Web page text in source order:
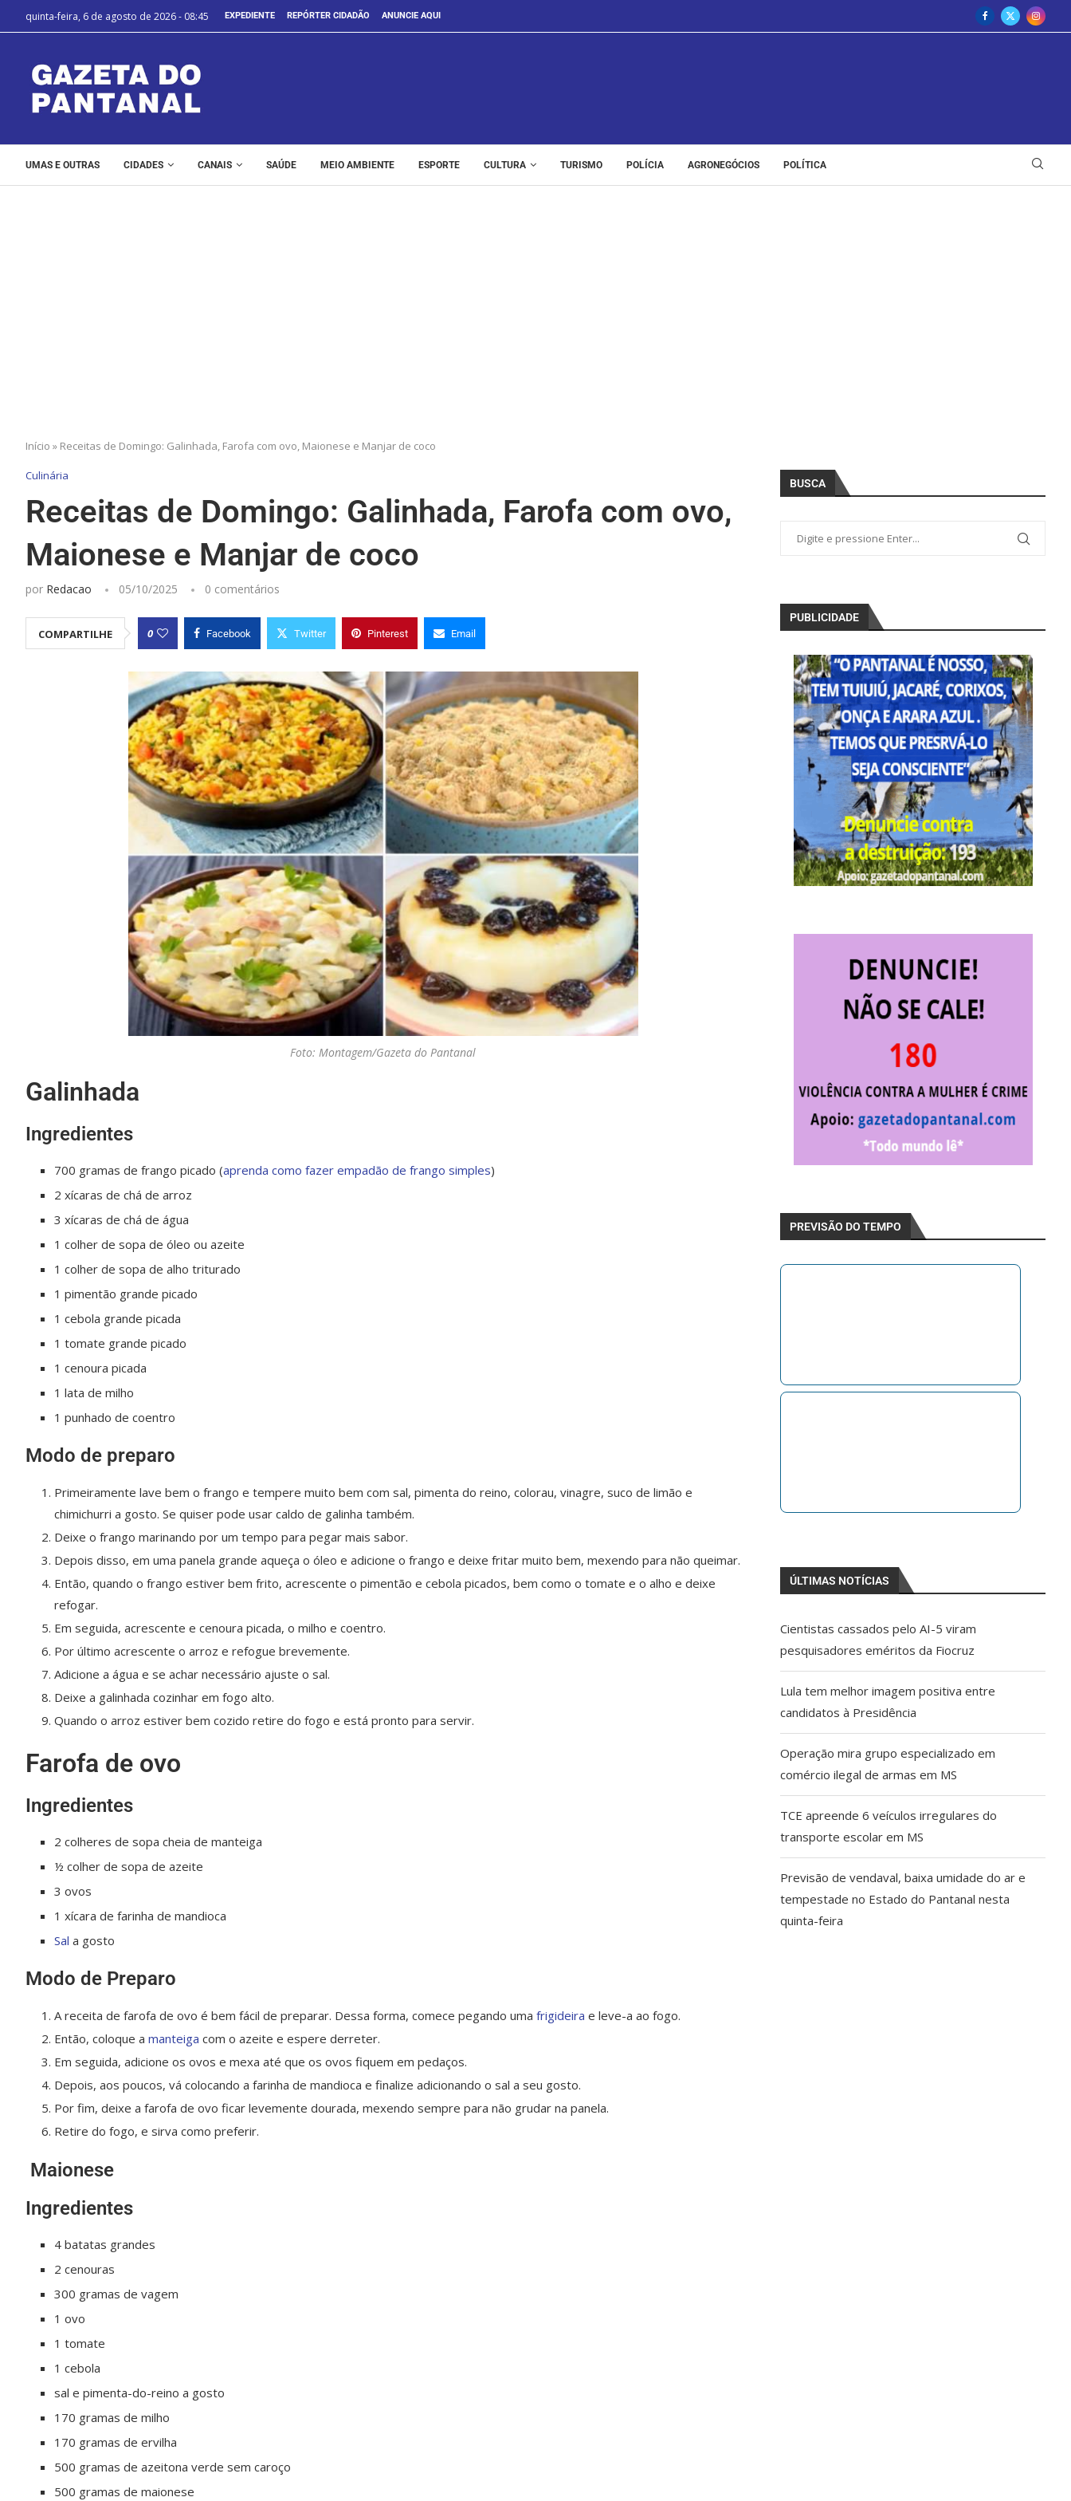
quinta-feira, 6 de agosto de 2026 - 08:45 EXPEDIENTE REPÓRTER CIDADÃO ANUNCIE AQUI
UMAS E OUTRAS CIDADES CANAIS SAÚDE MEIO AMBIENTE ESPORTE CULTURA TURISMO POLÍCIA AGRONEGÓCIOS POLÍTICA
Início » Receitas de Domingo: Galinhada, Farofa com ovo, Maionese e Manjar de coco
Culinária
Receitas de Domingo: Galinhada, Farofa com ovo,
Maionese e Manjar de coco
por Redacao 05/10/2025 0 comentários
COMPARTILHE 0 Facebook Twitter Pinterest Email
Foto: Montagem/Gazeta do Pantanal
Galinhada
Ingredientes
700 gramas de frango picado (aprenda como fazer empadão de frango simples)
2 xícaras de chá de arroz
3 xícaras de chá de água
1 colher de sopa de óleo ou azeite
1 colher de sopa de alho triturado
1 pimentão grande picado
1 cebola grande picada
1 tomate grande picado
1 cenoura picada
1 lata de milho
1 punhado de coentro
Modo de preparo
Primeiramente lave bem o frango e tempere muito bem com sal, pimenta do reino, colorau, vinagre, suco de limão e
chimichurri a gosto. Se quiser pode usar caldo de galinha também.
Deixe o frango marinando por um tempo para pegar mais sabor.
Depois disso, em uma panela grande aqueça o óleo e adicione o frango e deixe fritar muito bem, mexendo para não queimar.
Então, quando o frango estiver bem frito, acrescente o pimentão e cebola picados, bem como o tomate e o alho e deixe
refogar.
Em seguida, acrescente e cenoura picada, o milho e coentro.
Por último acrescente o arroz e refogue brevemente.
Adicione a água e se achar necessário ajuste o sal.
Deixe a galinhada cozinhar em fogo alto.
Quando o arroz estiver bem cozido retire do fogo e está pronto para servir.
Farofa de ovo
Ingredientes
2 colheres de sopa cheia de manteiga
½ colher de sopa de azeite
3 ovos
1 xícara de farinha de mandioca
Sal a gosto
Modo de Preparo
A receita de farofa de ovo é bem fácil de preparar. Dessa forma, comece pegando uma frigideira e leve-a ao fogo.
Então, coloque a manteiga com o azeite e espere derreter.
Em seguida, adicione os ovos e mexa até que os ovos fiquem em pedaços.
Depois, aos poucos, vá colocando a farinha de mandioca e finalize adicionando o sal a seu gosto.
Por fim, deixe a farofa de ovo ficar levemente dourada, mexendo sempre para não grudar na panela.
Retire do fogo, e sirva como preferir.
Maionese
Ingredientes
4 batatas grandes
2 cenouras
300 gramas de vagem
1 ovo
1 tomate
1 cebola
sal e pimenta-do-reino a gosto
170 gramas de milho
170 gramas de ervilha
500 gramas de azeitona verde sem caroço
500 gramas de maionese
BUSCA
PUBLICIDADE
PREVISÃO DO TEMPO
ÚLTIMAS NOTÍCIAS
Cientistas cassados pelo AI-5 viram
pesquisadores eméritos da Fiocruz
Lula tem melhor imagem positiva entre
candidatos à Presidência
Operação mira grupo especializado em
comércio ilegal de armas em MS
TCE apreende 6 veículos irregulares do
transporte escolar em MS
Previsão de vendaval, baixa umidade do ar e
tempestade no Estado do Pantanal nesta
quinta-feira